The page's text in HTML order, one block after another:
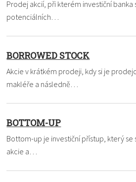
Prodej akcií, při kterém investiční
potenciálních…
BORROWED STOCK
Akcie v krátkém prodeji, kdy si je
makléře a následně…
BOTTOM-UP
Bottom-up je investiční přístup, který
akcie a…